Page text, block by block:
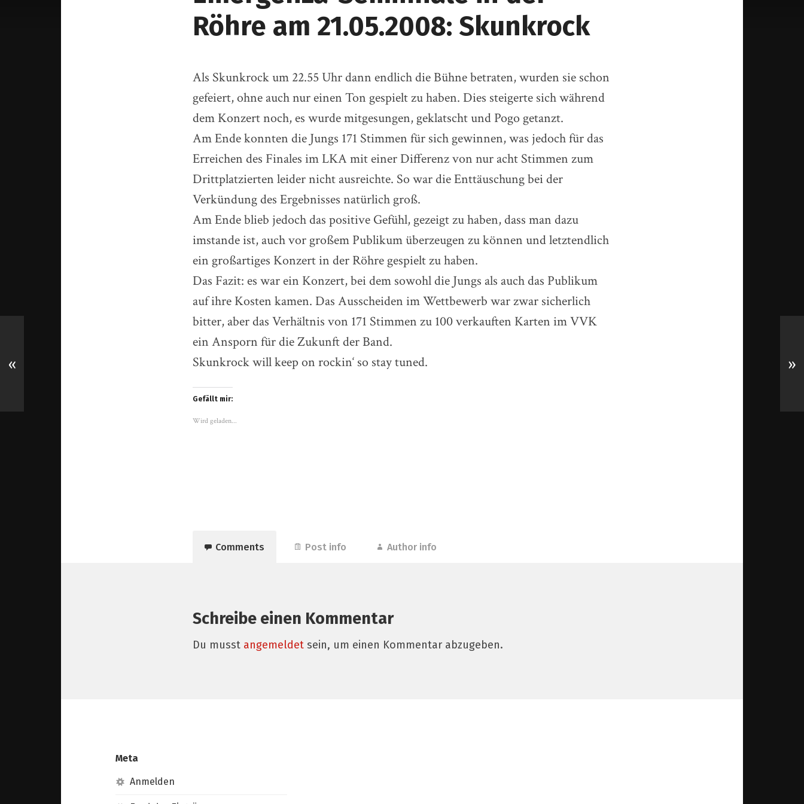
Röhre am 21.05.2008: Skunkrock
Als Skunkrock um 22.55 Uhr dann endlich die Bühne betraten, wurden sie schon
gefeiert, ohne auch nur einen Ton gespielt zu haben. Dies steigerte sich während
dem Konzert noch, es wurde mitgesungen, geklatscht und Pogo getanzt.
Am Ende konnten die Jungs 171 Stimmen für sich gewinnen, was jedoch für das
Erreichen des Finales im LKA mit einer Differenz von nur acht Stimmen zum
Drittplatzierten leider nicht ausreichte. So war die Enttäuschung bei der
Verkündung des Ergebnisses natürlich groß.
Am Ende blieb jedoch das positive Gefühl, gezeigt zu haben, dass man dazu
imstande ist, auch vor großem Publikum überzeugen zu können und letztendlich
ein großartiges Konzert in der Röhre gespielt zu haben.
Das Fazit: es war ein Konzert, bei dem sowohl die Jungs als auch das Publikum
auf ihre Kosten kamen. Das Ausscheiden im Wettbewerb war zwar sicherlich
bitter, aber das Verhältnis von 171 Stimmen zu 100 verkauften Karten im VVK
ein Ansporn für die Zukunft der Band.
Skunkrock will keep on rockin‘ so stay tuned.
Gefällt mir:
Wird geladen...
Comments Post info Author info
Schreibe einen Kommentar
Du musst angemeldet sein, um einen Kommentar abzugeben.
« »
Meta
Anmelden